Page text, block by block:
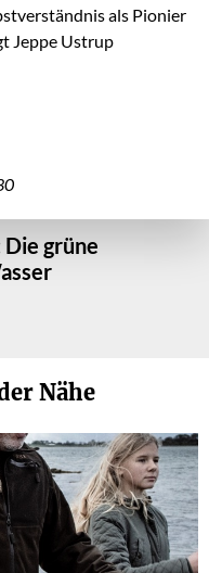
als Pionier
Jeppe Ustrup
grüne
Nähe